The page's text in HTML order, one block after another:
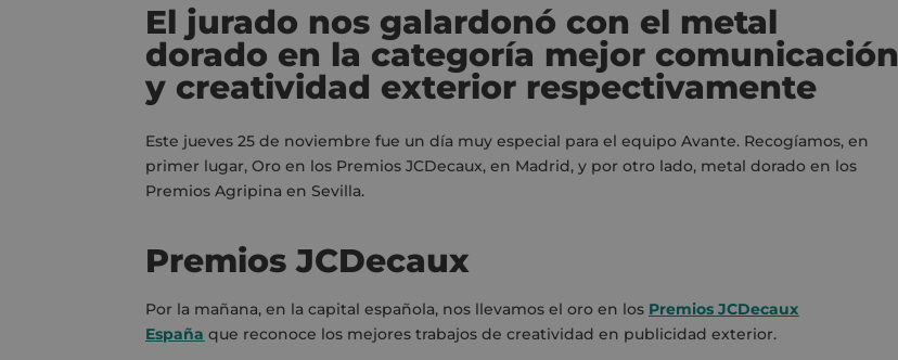
El jurado nos galardonó con el metal
dorado en la categoría mejor comunicación
y creatividad exterior respectivamente
Este jueves 25 de noviembre fue un día muy especial para el equipo Avante. Recogíamos, en
primer lugar, Oro en los Premios JCDecaux, en Madrid, y por otro lado, metal dorado en los
Premios Agripina en Sevilla.
Premios JCDecaux
Por la mañana, en la capital española, nos llevamos el oro en los Premios JCDecaux
España que reconoce los mejores trabajos de creatividad en publicidad exterior.